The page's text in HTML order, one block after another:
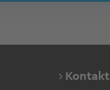
Kontakt